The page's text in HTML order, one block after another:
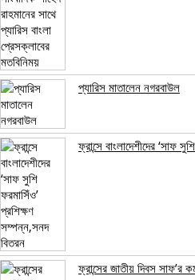
প্যারিস মাতালেন নগরবাউল
ফ্রান্সে বাংলাদেশীদের ‘সাফ
ফ্রান্সের জাতীয় দিবস সাফ’র